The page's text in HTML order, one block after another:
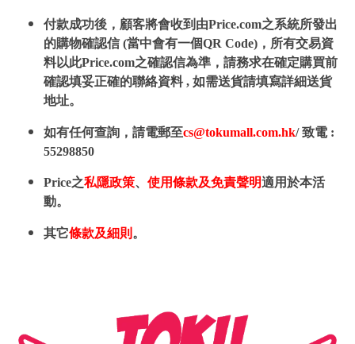
付款成功後，顧客將會收到由Price.com之系統所發出
的購物確認信 (當中會有一個QR Code)，所有交易資
料以此Price.com之確認信為準，請務求在確定購買前
確認填妥正確的聯絡資料 , 如需送貨請填寫詳細送貨
地址。
如有任何查詢，請電郵至cs@tokumall.com.hk/ 致電 :
55298850
Price之私隱政策、 使用條款及免責聲明適用於本活
動。
其它條款及細則 。